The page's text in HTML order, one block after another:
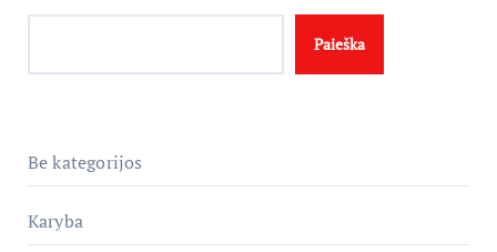
Paieška
Be kategorijos
Karyba